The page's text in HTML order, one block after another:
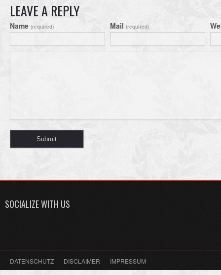
LEAVE A REPLY
Name (required) Mail (required)
SOCIALIZE WITH US
DATENSCHUTZ DISCLAIMER IMPRESSUM